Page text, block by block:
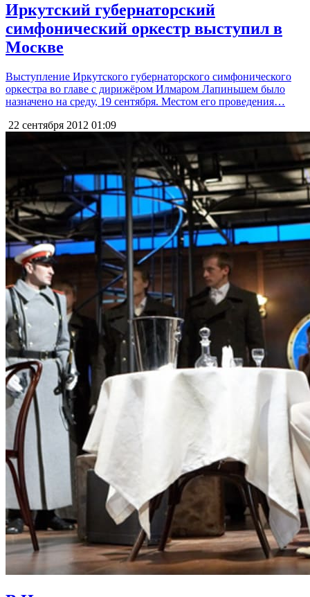
Иркутский губернаторский
симфонический оркестр выступил в
Москве
Выступление Иркутского губернаторского симфонического
оркестра во главе с дирижёром Илмаром Лапиньшем было
назначено на среду, 19 сентября. Местом его проведения…
22 сентября 2012 01:09